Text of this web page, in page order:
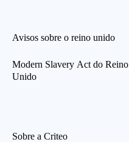
Avisos sobre o reino unido
Modern Slavery Act do Reino
Unido
Sobre a Criteo